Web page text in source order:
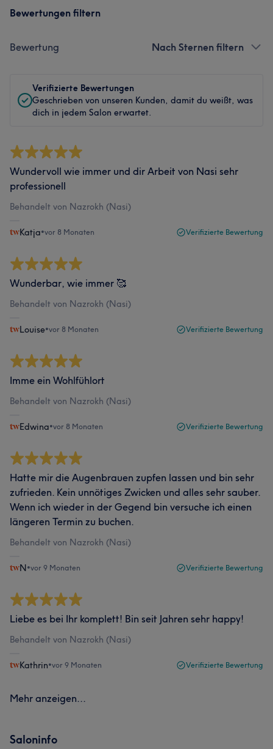
Bewertungen filtern
Bewertung Nach Sternen filtern
Verifizierte Bewertungen
Geschrieben von unseren Kunden, damit du weißt, was
dich in jedem Salon erwartet.
Wundervoll wie immer und dir Arbeit von Nasi sehr
professionell
Behandelt von Nazrokh (Nasi)
Katja•vor 8 Monaten Verifizierte Bewertung
Wunderbar, wie immer 🥰
Behandelt von Nazrokh (Nasi)
Louise•vor 8 Monaten Verifizierte Bewertung
Imme ein Wohlfühlort
Behandelt von Nazrokh (Nasi)
Edwina•vor 8 Monaten Verifizierte Bewertung
Hatte mir die Augenbrauen zupfen lassen und bin sehr
zufrieden. Kein unnötiges Zwicken und alles sehr sauber.
Wenn ich wieder in der Gegend bin versuche ich einen
längeren Termin zu buchen.
Behandelt von Nazrokh (Nasi)
N•vor 9 Monaten Verifizierte Bewertung
Liebe es bei Ihr komplett! Bin seit Jahren sehr happy!
Behandelt von Nazrokh (Nasi)
Kathrin•vor 9 Monaten Verifizierte Bewertung
Mehr anzeigen...
Saloninfo